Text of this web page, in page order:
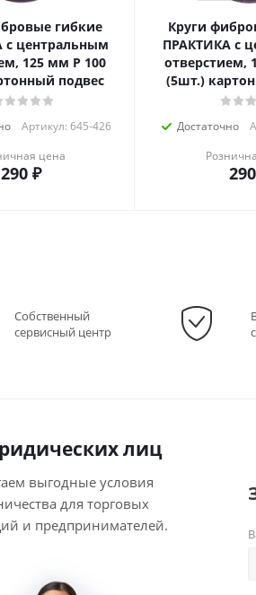
гибкие
с центральным
125 мм P 100
подвес
Артикул: 645-426
цена
290 ₽
Круги
ПРАКТИКА с
отверстием,
(5шт.)
Достаточно
290
Собственный
сервисный центр
лиц
выгодные условия
для торговых
и предпринимателей.